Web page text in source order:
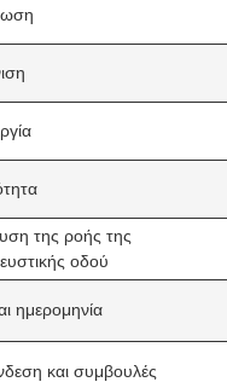
της ροής της
οδού
ημερομηνία
και συμβουλές